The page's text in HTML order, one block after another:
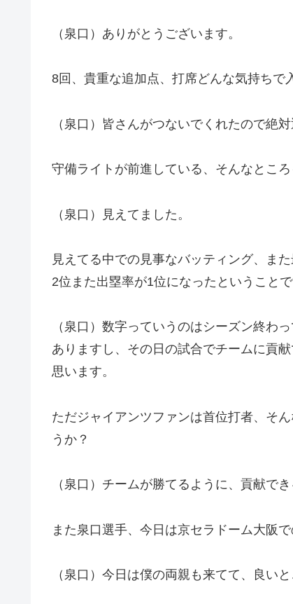
（泉口）ありがとうございます。
8回、貴重な追加点、打席どんな気持ちで
（泉口）皆さんがつないでくれたので絶
守備ライトが前進している、そんなとこ
（泉口）見えてました。
見えてる中での見事なバッティング、ま
2位また出塁率が1位になったということ
（泉口）数字っていうのはシーズン終わ
ありますし、その日の試合でチームに貢
思います。
ただジャイアンツファンは首位打者、そ
うか？
（泉口）チームが勝てるように、貢献で
また泉口選手、今日は京セラドーム大阪
（泉口）今日は僕の両親も来てて、良い